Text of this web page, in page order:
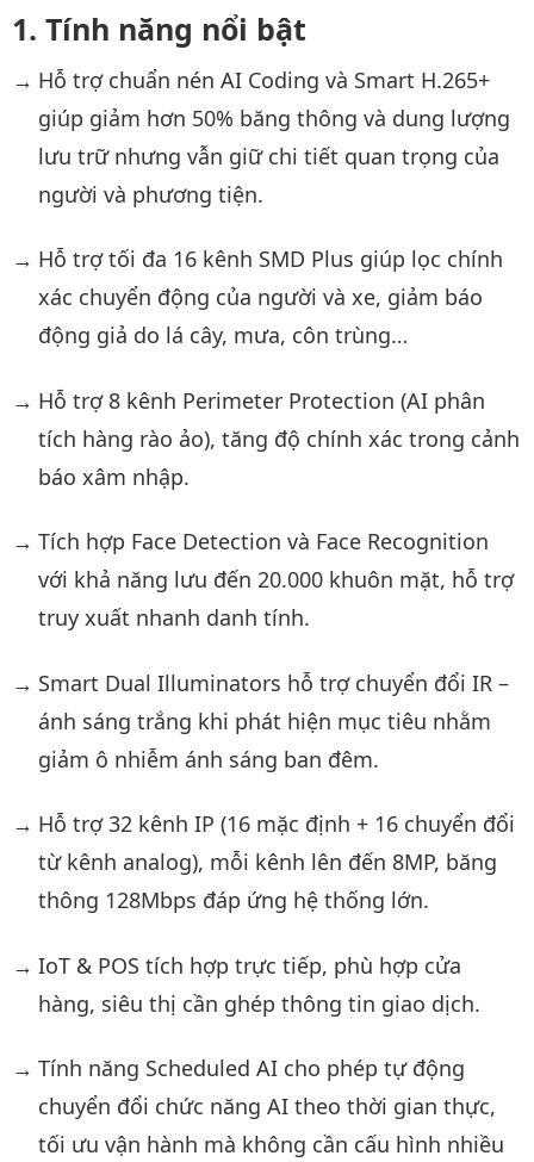
Tính năng nổi bật
Hỗ trợ chuẩn nén AI Coding và Smart H.265+
giúp giảm hơn 50% băng thông và dung lượng
lưu trữ nhưng vẫn giữ chi tiết quan trọng của
người và phương tiện.
Hỗ trợ tối đa 16 kênh SMD Plus giúp lọc chính
xác chuyển động của người và xe, giảm báo
động giả do lá cây, mưa, côn trùng…
Hỗ trợ 8 kênh Perimeter Protection (AI phân
tích hàng rào ảo), tăng độ chính xác trong cảnh
báo xâm nhập.
Tích hợp Face Detection và Face Recognition
với khả năng lưu đến 20.000 khuôn mặt, hỗ trợ
truy xuất nhanh danh tính.
Smart Dual Illuminators hỗ trợ chuyển đổi IR –
ánh sáng trắng khi phát hiện mục tiêu nhằm
giảm ô nhiễm ánh sáng ban đêm.
Hỗ trợ 32 kênh IP (16 mặc định + 16 chuyển đổi
từ kênh analog), mỗi kênh lên đến 8MP, băng
thông 128Mbps đáp ứng hệ thống lớn.
IoT & POS tích hợp trực tiếp, phù hợp cửa
hàng, siêu thị cần ghép thông tin giao dịch.
Tính năng Scheduled AI cho phép tự động
chuyển đổi chức năng AI theo thời gian thực,
tối ưu vận hành mà không cần cấu hình nhiều